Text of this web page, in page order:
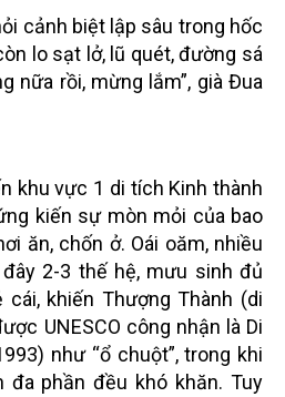
cảnh biệt lập sâu trong hốc
lo sạt lở, lũ quét, đường sá
nữa rồi, mừng lắm”, già Đua
khu vực 1 di tích Kinh thành
kiến sự mòn mỏi của bao
ăn, chốn ở. Oái oăm, nhiều
2-3 thế hệ, mưu sinh đủ
khiến Thượng Thành (di
UNESCO công nhận là Di
như “ổ chuột”, trong khi
đa phần đều khó khăn. Tuy